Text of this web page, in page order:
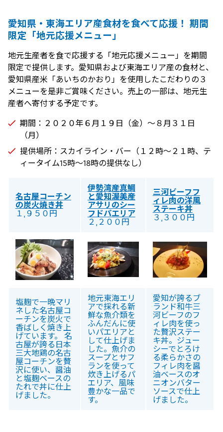
愛知県・東海エリア産食材を食べて応援！ 期間
限定「地元応援メニュー」
地元生産者を食で応援する「地元応援メニュー」を期間
限定で提供します。愛知県および東海エリア産の食材と、
愛知県産米「あいちのかおり」を使用したこだわりの３
メニューを是非ご賞味ください。売上の一部は、地元生
産者へ寄付する予定です。
期間：２０２０年６月１９日（金）～８月３１日
（月）
提供場所：スカイライン・バー（１２時～２１時、テ
ィータイム15時～18時の提供なし）
名古屋コーチン
の炭火焼き丼
１,９５０円
伊勢湾産真鯛
と愛知渥美産
アサリのシー
フドパエリア
２,２００円
三河ビーフフ
ィレ肉の洋風
ステーキ丼
３,３００円
塩麹で一晩マリ
ネした名古屋コ
ーチンを炭火で
香ばしく焼き上
げています。 名
古屋が誇る日本
三大地鶏の名古
屋コーチンを贅
沢に使い、醤油
と塩麹ベースの
たれで丼に仕上
げました。
地元東海エリ
アで採れる新
鮮な魚介類を
ふんだんに使
いパエリアと
して仕上げま
した。魚介の
スープとサフ
ランを使って
炊き上げるパ
エリア、風味
豊かな一品で
す。
愛知が誇るブ
ランド和牛三
河ビーフのフ
ィレ肉を使っ
た贅沢ステー
キ丼。ジュー
シーでとろけ
る柔らかさの
フィレ肉を醤
油ベースのオ
ニオンバター
ソースで仕上
げました。